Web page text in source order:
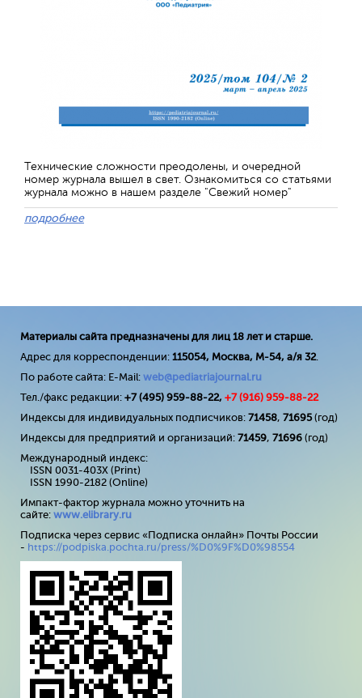
Технические сложности преодолены, и очередной
номер журнала вышел в свет. Ознакомиться со статьями
журнала можно в нашем разделе "Свежий номер"
подробнее
Материалы сайта предназначены для лиц 18 лет и старше.
Адрес для корреспонденции: 115054, Москва, М-54, а/я 32.
По работе сайта: E-Mail: web@pediatriajournal.ru
Тел./факс редакции: +7 (495) 959-88-22, +7 (916) 959-88-22
Индексы для индивидуальных подписчиков: 71458, 71695(год)
Индексы для предприятий и организаций: 71459, 71696 (год)
Международный индекс:
ISSN 0031-403X (Print)
ISSN 1990-2182 (Online)
Импакт-фактор журнала можно уточнить на
сайте: www.elibrary.ru
Подписка через сервис «Подписка онлайн» Почты России
- https://podpiska.pochta.ru/press/%D0%9F%D0%98554